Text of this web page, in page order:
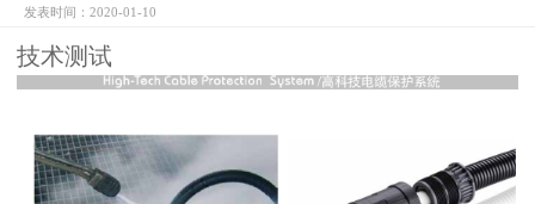
发表时间：2020-01-10
技术测试